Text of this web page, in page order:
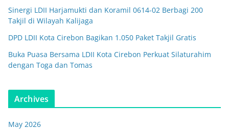
Sinergi LDII Harjamukti dan Koramil 0614-02 Berbagi 200
Takjil di Wilayah Kalijaga
DPD LDII Kota Cirebon Bagikan 1.050 Paket Takjil Gratis
Buka Puasa Bersama LDII Kota Cirebon Perkuat Silaturahim
dengan Toga dan Tomas
Archives
May 2026